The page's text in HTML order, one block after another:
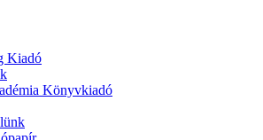
Kiadó
Könyvkiadó